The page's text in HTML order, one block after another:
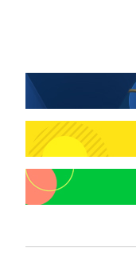
40분 전 >"韓 외환시장
43분 전 >
'월드컵 탈
53분 전 >[속보]종합특
1시간 전 >[속보]코스
1시간 전 >
[속보]코스
2시간 전 >[속보]원·달
3시간 전 >손흥민, 5경